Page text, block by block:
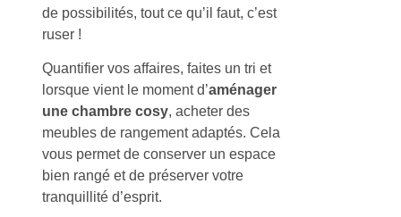
de possibilités, tout ce qu’il faut, c’est
ruser !
Quantifier vos affaires, faites un tri et
lorsque vient le moment d’aménager
une chambre cosy, acheter des
meubles de rangement adaptés. Cela
vous permet de conserver un espace
bien rangé et de préserver votre
tranquillité d’esprit.